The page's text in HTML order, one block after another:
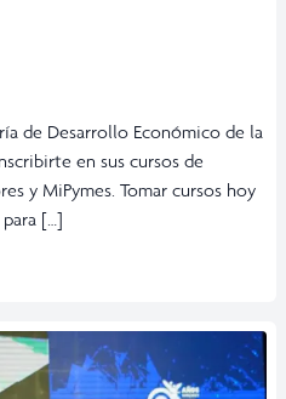
de Desarrollo Económico de la
en sus cursos de
y MiPymes. Tomar cursos hoy
[…]